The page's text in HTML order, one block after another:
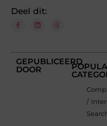
Deel dit:
GEPUBLICEERD
DOOR
/